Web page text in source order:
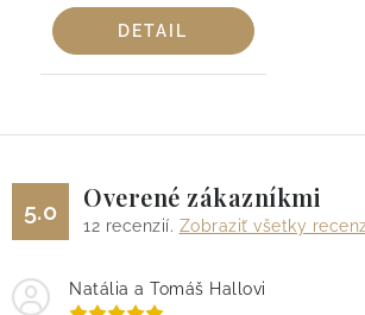
DETAIL
5.0 Overené zákazníkmi
12 recenzií. Zobraziť všetky
Natália a Tomáš Hallovi